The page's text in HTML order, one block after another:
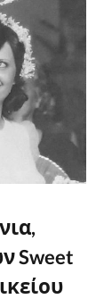
Sweet